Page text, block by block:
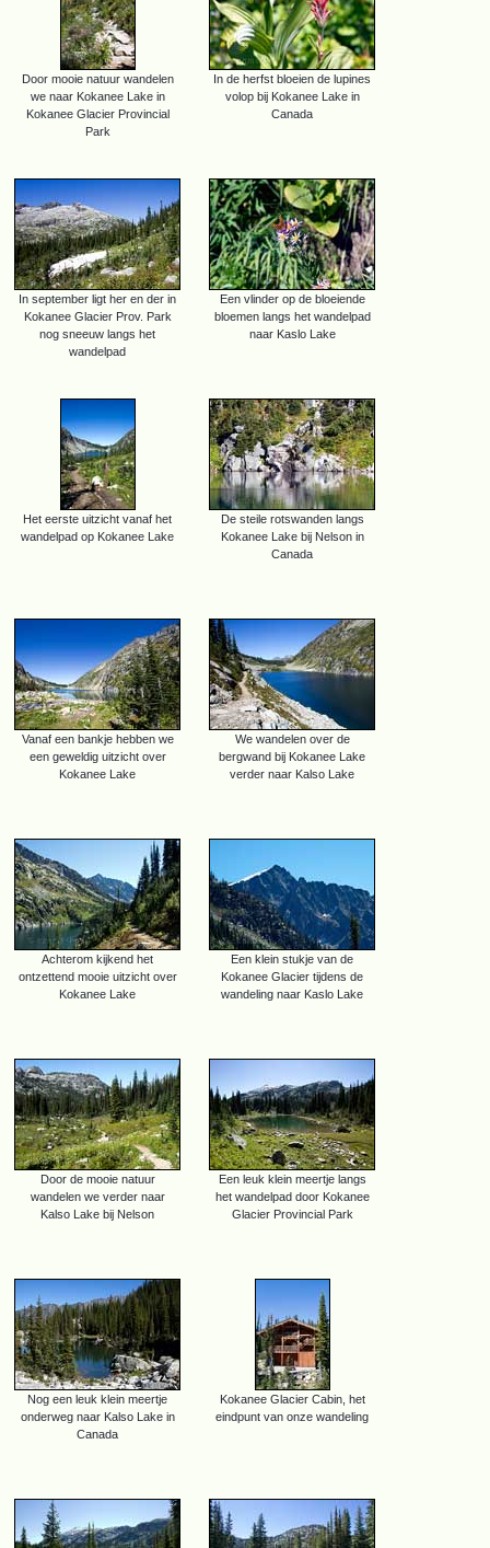
Door mooie natuur wandelen
we naar Kokanee Lake in
Kokanee Glacier Provincial
Park
In de herfst bloeien de lupines
volop bij Kokanee Lake in
Canada
In september ligt her en der in
Kokanee Glacier Prov. Park
nog sneeuw langs het
wandelpad
Een vlinder op de bloeiende
bloemen langs het wandelpad
naar Kaslo Lake
Het eerste uitzicht vanaf het
wandelpad op Kokanee Lake
De steile rotswanden langs
Kokanee Lake bij Nelson in
Canada
Vanaf een bankje hebben we
een geweldig uitzicht over
Kokanee Lake
We wandelen over de
bergwand bij Kokanee Lake
verder naar Kalso Lake
Achterom kijkend het
ontzettend mooie uitzicht over
Kokanee Lake
Een klein stukje van de
Kokanee Glacier tijdens de
wandeling naar Kaslo Lake
Door de mooie natuur
wandelen we verder naar
Kalso Lake bij Nelson
Een leuk klein meertje langs
het wandelpad door Kokanee
Glacier Provincial Park
Nog een leuk klein meertje
onderweg naar Kalso Lake in
Canada
Kokanee Glacier Cabin, het
eindpunt van onze wandeling